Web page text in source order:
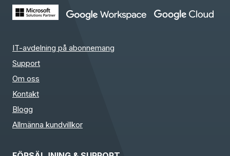
IT-avdelning på abonnemang
Support
Om oss
Kontakt
Blogg
Allmänna kundvillkor